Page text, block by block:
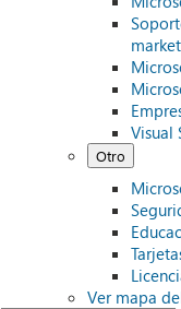
Visual
Otro
Ver mapa